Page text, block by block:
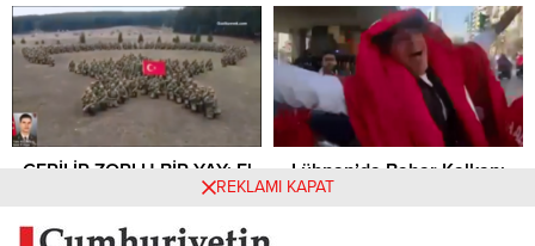
GERİLİR ZORLU BİR YAY: El
Bab’da Şehit düşen
Lübnan’da Bahar Kalkanı
Harekâtı coşkusu
REKLAMI KAPAT